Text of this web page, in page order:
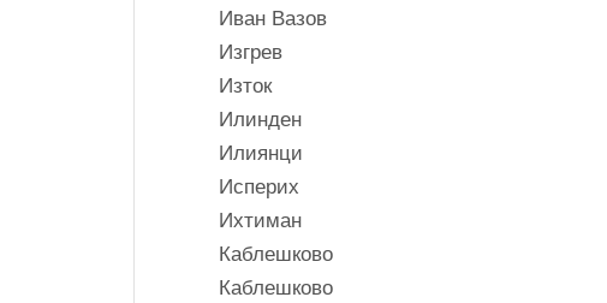
Иван Вазов
Изгрев
Изток
Илинден
Илиянци
Исперих
Ихтиман
Каблешково
Каблешково